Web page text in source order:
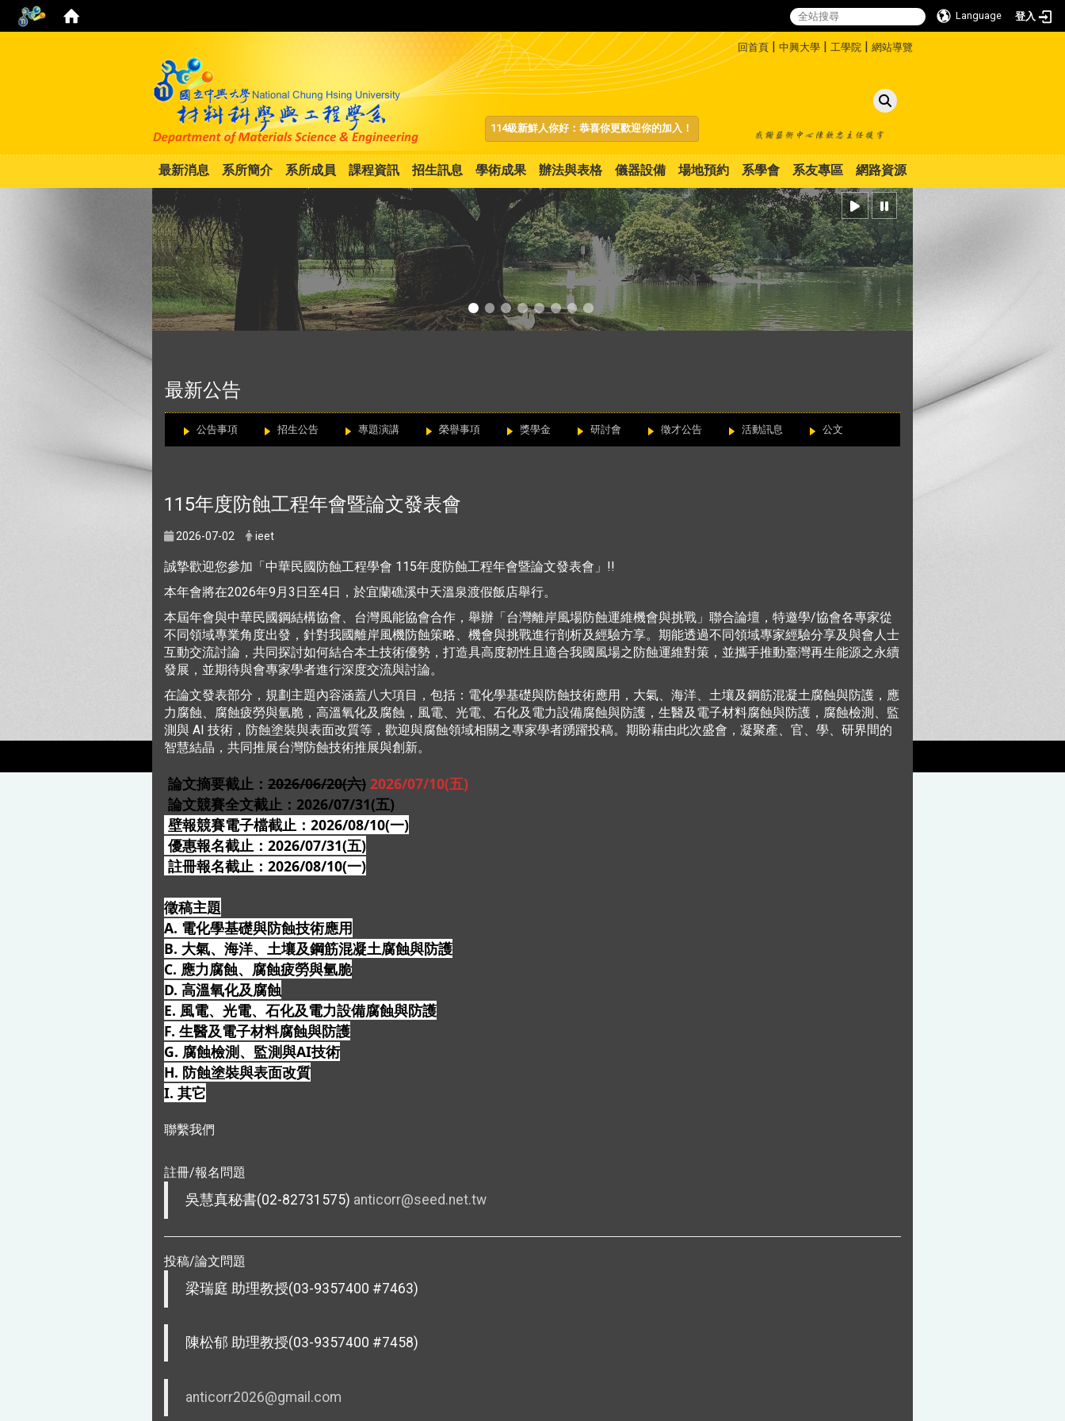
Language 登入
::: 回首頁 | 中興大學 | 工學院 | 網站導覽
114級新鮮人你好：恭喜你更歡迎你的加入！
最新消息 系所簡介 系所成員 課程資訊 招生訊息 學術成果 辦法與表格 儀器設備 場地預約 系學會 系友專區 網路資源
最新公告
公告事項 招生公告 專題演講 榮譽事項 獎學金 研討會 徵才公告 活動訊息 公文
115年度防蝕工程年會暨論文發表會
2026-07-02 ieet
誠摯歡迎您參加「中華民國防蝕工程學會 115年度防蝕工程年會暨論文發表會」!!
本年會將在2026年9月3日至4日，於宜蘭礁溪中天溫泉渡假飯店舉行。
本屆年會與中華民國鋼結構協會、台灣風能協會合作，舉辦「台灣離岸風場防蝕運維機會與挑戰」聯合論壇，特邀學/協會各專家從
不同領域專業角度出發，針對我國離岸風機防蝕策略、機會與挑戰進行剖析及經驗方享。期能透過不同領域專家經驗分享及與會人士
互動交流討論，共同探討如何結合本土技術優勢，打造具高度韌性且適合我國風場之防蝕運維對策，並攜手推動臺灣再生能源之永續
發展，並期待與會專家學者進行深度交流與討論。
在論文發表部分，規劃主題內容涵蓋八大項目，包括：電化學基礎與防蝕技術應用，大氣、海洋、土壤及鋼筋混凝土腐蝕與防護，應
力腐蝕、腐蝕疲勞與氫脆，高溫氧化及腐蝕，風電、光電、石化及電力設備腐蝕與防護，生醫及電子材料腐蝕與防護，腐蝕檢測、監
測與 AI 技術，防蝕塗裝與表面改質等，歡迎與腐蝕領域相關之專家學者踴躍投稿。期盼藉由此次盛會，凝聚產、官、學、研界間的
智慧結晶，共同推展台灣防蝕技術推展與創新。
論文摘要截止： 2026/06/20(六) 2026/07/10(五)
論文競賽全文截止：2026/07/31(五)
壁報競賽電子檔截止： 2026/08/10(一)
優惠報名截止：2026/07/31(五)
註冊報名截止：2026/08/10(一)
徵稿主題
A. 電化學基礎與防蝕技術應用
B. 大氣、海洋、土壤及鋼筋混凝土腐蝕與防護
C. 應力腐蝕、腐蝕疲勞與氫脆
D. 高溫氧化及腐蝕
E. 風電、光電、石化及電力設備腐蝕與防護
F. 生醫及電子材料腐蝕與防護
G. 腐蝕檢測、監測與AI技術
H. 防蝕塗裝與表面改質
I. 其它
聯繫我們
註冊/報名問題
吳慧真秘書(02-82731575) anticorr@seed.net.tw
投稿/論文問題
梁瑞庭 助理教授(03-9357400 #7463)
陳松郁 助理教授(03-9357400 #7458)
anticorr2026@gmail.com